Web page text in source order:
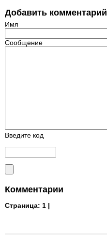
Добавить комментарий
Имя
Сообщение
Введите код
Комментарии
Страница: 1 |